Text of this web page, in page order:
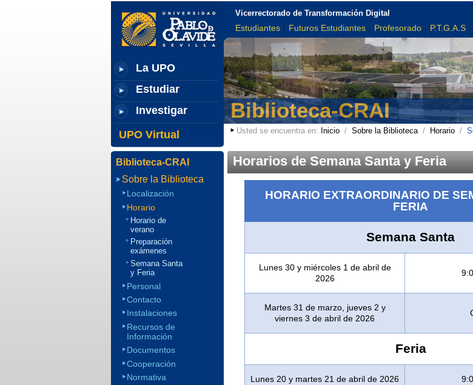
La UPO
Estudiar
Investigar
UPO Virtual
Vicerrectorado de Transformación Digital
Estudiantes Futuros Estudiantes Profesorado P.T.G.A.S
Biblioteca-CRAI
Usted se encuentra en: Inicio/ Sobre la Biblioteca/ Horario/
Horarios de Semana Santa y Feria
HORARIO EXTRAORDINARIO DE
FERIA
Semana Santa
Lunes 30 y miércoles 1 de abril de
2026
Martes 31 de marzo, jueves 2 y
viernes 3 de abril de 2026
Feria
Lunes 20 y martes 21 de abril de 2026
Biblioteca-CRAI
Sobre la Biblioteca
Localización
Horario
Horario de
verano
Preparación
exámenes
Semana Santa
y Feria
Personal
Contacto
Instalaciones
Recursos de
Información
Documentos
Cooperación
Normativa